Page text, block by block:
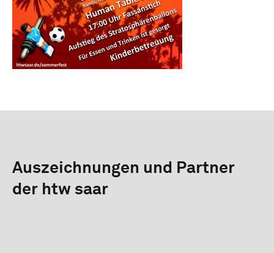
Auszeichnungen und Partner
der htw saar